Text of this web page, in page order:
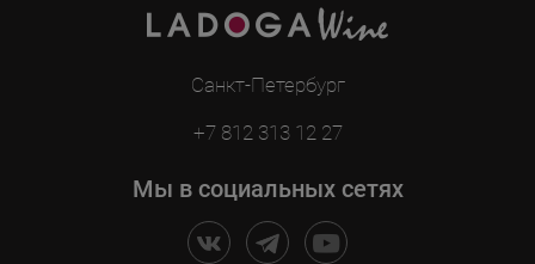
Санкт-Петербург
+7 812 313 12 27
Мы в социальных сетях